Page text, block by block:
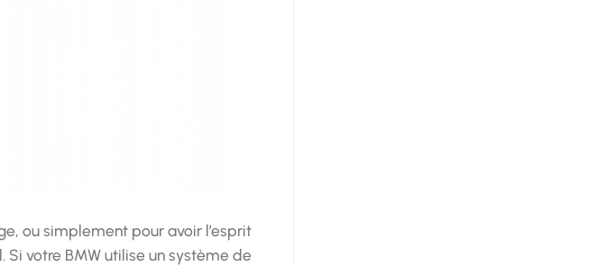
ou simplement pour avoir l’esprit
votre BMW utilise un système de